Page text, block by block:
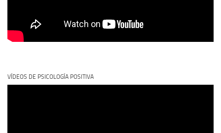
VÍDEOS DE PSICOLOGÍA POSITIVA